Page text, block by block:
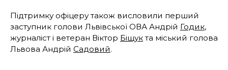
Підтримку офіцеру також висловили перший
заступник голови Львівської ОВА Андрій Годик,
журналіст і ветеран Віктор Біщукта міський голова
Львова Андрій Садовий.